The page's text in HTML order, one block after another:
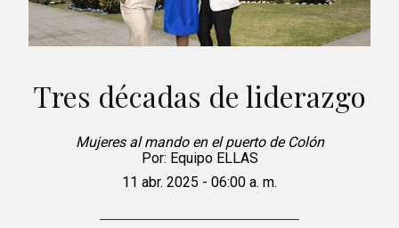
Tres décadas de liderazgo
Mujeres al mando en el puerto de Colón
Por: Equipo ELLAS
11 abr. 2025 - 06:00 a. m.